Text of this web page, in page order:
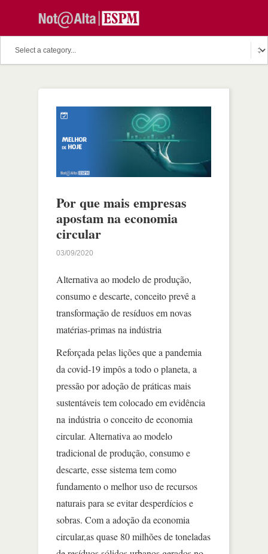
Por que mais empresas
apostam na economia
circular
03/09/2020
Alternativa ao modelo de produção,
consumo e descarte, conceito prevê a
transformação de resíduos em novas
matérias-primas na indústria
Reforçada pelas lições que a pandemia
da covid-19 impôs a todo o planeta, a
pressão por adoção de práticas mais
sustentáveis tem colocado em evidência
na indústria o conceito de economia
circular. Alternativa ao modelo
tradicional de produção, consumo e
descarte, esse sistema tem como
fundamento o melhor uso de recursos
naturais para se evitar desperdícios e
sobras. Com a adoção da economia
circular,as quase 80 milhões de toneladas